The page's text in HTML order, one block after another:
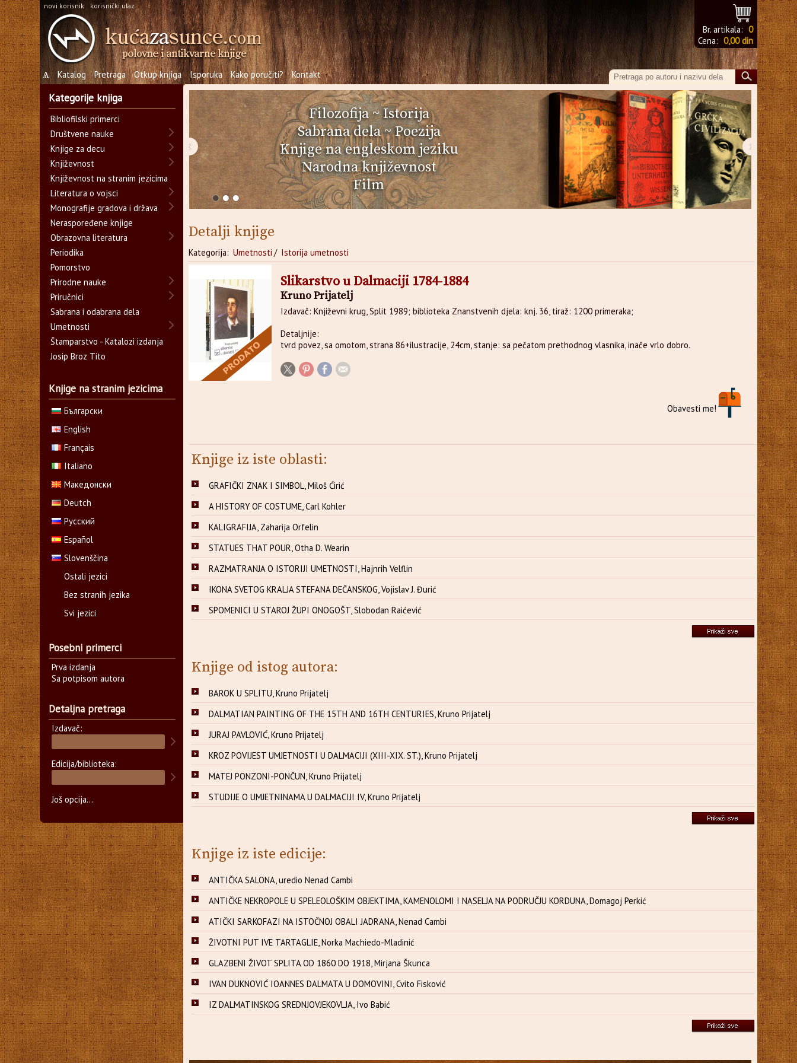
novi korisnik korisnički ulaz
Br. artikala: 0
Cena: 0,00 din
Ѧ Katalog Pretraga Otkup knjiga Isporuka Kako poručiti? Kontakt
Filozofija~Istorija
Sabrana dela~Poezija
Knjige na engleskom jeziku
Narodna književnost
Film
‹ ›
Detalji knjige
Kategorija: Umetnosti / Istorija umetnosti
Slikarstvo u Dalmaciji 1784-1884
Kruno Prijatelj
Izdavač: Književni krug, Split 1989; biblioteka Znanstvenih djela: knj. 36, tiraž: 1200 primeraka;
Detaljnije:
tvrd povez, sa omotom, strana 86+ilustracije, 24cm, stanje: sa pečatom prethodnog vlasnika, inače vrlo dobro.
Obavesti me!
Knjige iz iste oblasti:
GRAFIČKI ZNAK I SIMBOL, Miloš Ćirić
A HISTORY OF COSTUME, Carl Kohler
KALIGRAFIJA, Zaharija Orfelin
STATUES THAT POUR, Otha D. Wearin
RAZMATRANJA O ISTORIJI UMETNOSTI, Hajnrih Velflin
IKONA SVETOG KRALJA STEFANA DEČANSKOG, Vojislav J. Đurić
SPOMENICI U STAROJ ŽUPI ONOGOŠT, Slobodan Raićević
Knjige od istog autora:
BAROK U SPLITU, Kruno Prijatelj
DALMATIAN PAINTING OF THE 15TH AND 16TH CENTURIES, Kruno Prijatelj
JURAJ PAVLOVIĆ, Kruno Prijatelj
KROZ POVIJEST UMJETNOSTI U DALMACIJI (XIII-XIX. ST.), Kruno Prijatelj
MATEJ PONZONI-PONČUN, Kruno Prijatelj
STUDIJE O UMJETNINAMA U DALMACIJI IV, Kruno Prijatelj
Knjige iz iste edicije:
ANTIČKA SALONA, uredio Nenad Cambi
ANTIČKE NEKROPOLE U SPELEOLOŠKIM OBJEKTIMA, KAMENOLOMI I NASELJA NA PODRUČJU KORDUNA, Domagoj Perkić
ATIČKI SARKOFAZI NA ISTOČNOJ OBALI JADRANA, Nenad Cambi
ŽIVOTNI PUT IVE TARTAGLIE, Norka Machiedo-Mladinić
GLAZBENI ŽIVOT SPLITA OD 1860 DO 1918, Mirjana Škunca
IVAN DUKNOVIĆ IOANNES DALMATA U DOMOVINI, Cvito Fisković
IZ DALMATINSKOG SREDNJOVJEKOVLJA, Ivo Babić
Kategorije knjiga
Bibliofilski primerci
Društvene nauke
Knjige za decu
Književnost
Književnost na stranim jezicima
Literatura o vojsci
Monografije gradova i država
Neraspoređene knjige
Obrazovna literatura
Periodika
Pomorstvo
Prirodne nauke
Priručnici
Sabrana i odabrana dela
Umetnosti
Štamparstvo - Katalozi izdanja
Josip Broz Tito
Knjige na stranim jezicima
Български
English
Français
Italiano
Македонски
Deutch
Русский
Español
Slovenščina
Ostali jezici
Bez stranih jezika
Svi jezici
Posebni primerci
Prva izdanja
Sa potpisom autora
Detaljna pretraga
Izdavač:
Edicija/biblioteka:
Još opcija...